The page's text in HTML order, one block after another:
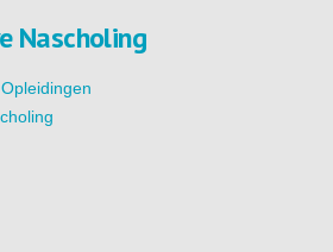
Nascholing